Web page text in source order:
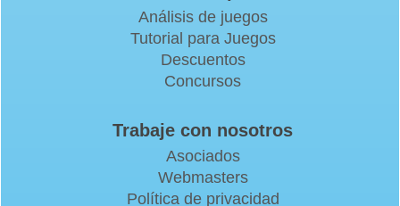
Análisis de juegos
Tutorial para Juegos
Descuentos
Concursos
Trabaje con nosotros
Asociados
Webmasters
Política de privacidad